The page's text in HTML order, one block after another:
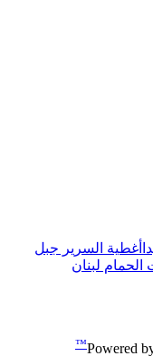
أغطية السرير جبل
لبنان
Powered
™